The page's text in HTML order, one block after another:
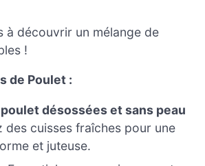
à découvrir un mélange de
!
de Poulet :
désossées et sans peau
des cuisses fraîches pour une
et juteuse.